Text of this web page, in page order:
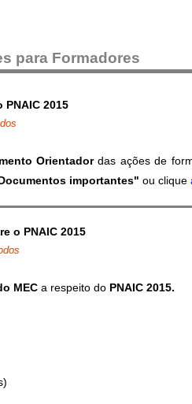
para Formadores
2015
Orientadordas ações de
importantes" ou clique
o PNAIC 2015
MEC a respeito do PNAIC 2015.